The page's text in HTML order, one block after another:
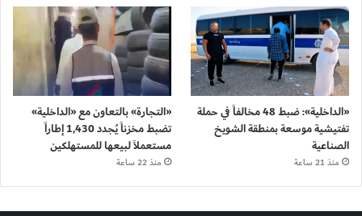
«الداخلية»: ضبط 48 مخالفاً في حملة
تفتيشية موسعة بمنطقة الشويخ
الصناعية
منذ 21 ساعة
«التجارة» بالتعاون مع «الداخلية»
تضبط مخزناً يُجدد 1,430 إطاراً
مستعملاً لبيعها للمستهلكين
منذ 22 ساعة